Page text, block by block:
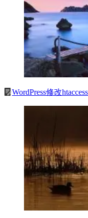
WordPress修改